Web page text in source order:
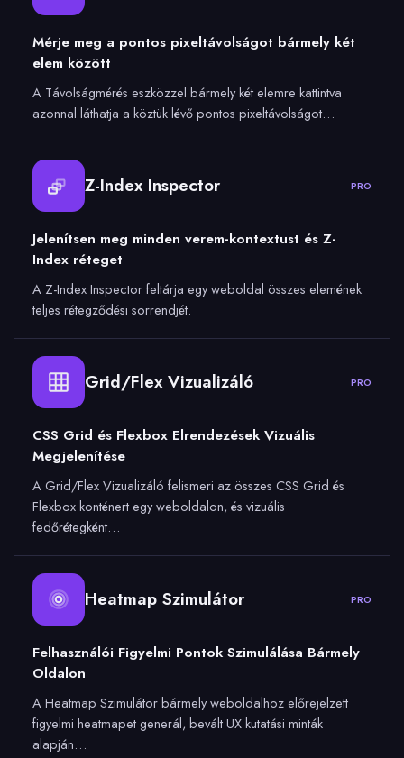
Mérje meg a pontos pixeltávolságot bármely két
elem között
A Távolságmérés eszközzel bármely két elemre kattintva
azonnal láthatja a köztük lévő pontos pixeltávolságot…
Z-Index Inspector PRO
Jelenítsen meg minden verem-kontextust és Z-
Index réteget
A Z-Index Inspector feltárja egy weboldal összes elemének
teljes rétegződési sorrendjét.
Grid/Flex Vizualizáló PRO
CSS Grid és Flexbox Elrendezések Vizuális
Megjelenítése
A Grid/Flex Vizualizáló felismeri az összes CSS Grid és
Flexbox konténert egy weboldalon, és vizuális
fedőrétegként…
Heatmap Szimulátor PRO
Felhasználói Figyelmi Pontok Szimulálása Bármely
Oldalon
A Heatmap Szimulátor bármely weboldalhoz előrejelzett
figyelmi heatmapet generál, bevált UX kutatási minták
alapján…